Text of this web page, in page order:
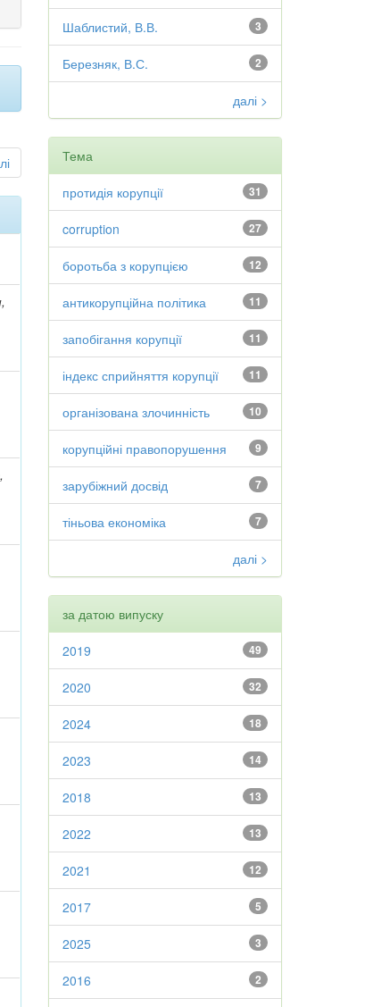
3
Шаблистий, В.В.
2
Березняк, В.С.
далі >
Тема
31
протидія корупції
27
corruption
12
боротьба з корупцією
11
антикорупційна політика
11
запобігання корупції
11
індекс сприйняття корупції
10
організована злочинність
9
корупційні правопорушення
7
зарубіжний досвід
7
тіньова економіка
далі >
за датою випуску
49
2019
32
2020
18
2024
14
2023
13
2018
13
2022
12
2021
5
2017
3
2025
2
2016